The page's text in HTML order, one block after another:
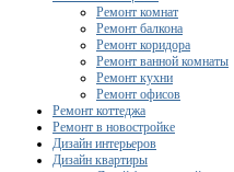
Ремонт комнат
Ремонт балкона
Ремонт коридора
Ремонт ванной комнаты
Ремонт кухни
Ремонт офисов
Ремонт коттеджа
Ремонт в новостройке
Дизайн интерьеров
Дизайн квартиры